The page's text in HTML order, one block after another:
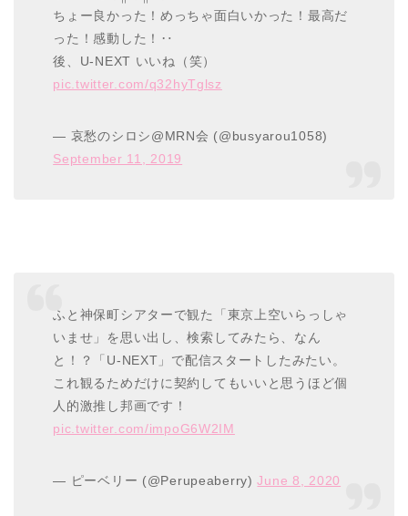
ちょー良かった！めっちゃ面白いかった！最高だ
った！感動した！‥
後、U-NEXT いいね（笑）
pic.twitter.com/q32hyTglsz
— 哀愁のシロシ@MRN会 (@busyarou1058)
September 11, 2019
ふと神保町シアターで観た「東京上空いらっしゃ
いませ」を思い出し、検索してみたら、なん
と！？「U-NEXT」で配信スタートしたみたい。
これ観るためだけに契約してもいいと思うほど個
人的激推し邦画です！
pic.twitter.com/impoG6W2IM
— ピーベリー (@Perupeaberry)June 8, 2020